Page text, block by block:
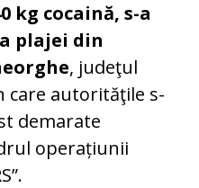
kg cocaină, s-a
plajei din
, judeţul
care autorităţile s-
demarate
operațiunii